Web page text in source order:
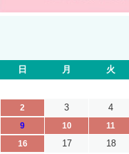
日 月 火
2
3 4
9
10 11
16
17 18